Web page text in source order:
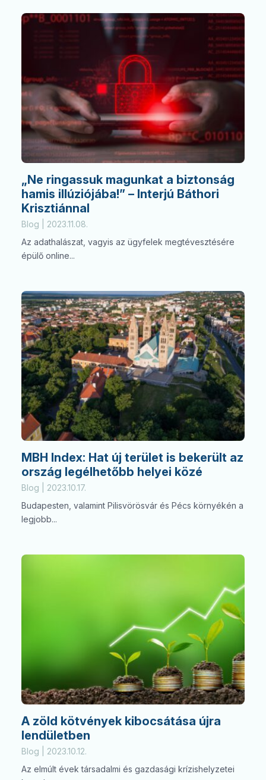
„Ne ringassuk magunkat a biztonság
hamis illúziójába!” – Interjú Báthori
Krisztiánnal
Blog | 2023.11.08.
Az adathalászat, vagyis az ügyfelek megtévesztésére
épülő online...
MBH Index: Hat új terület is bekerült az
ország legélhetőbb helyei közé
Blog | 2023.10.17.
Budapesten, valamint Pilisvörösvár és Pécs környékén a
legjobb...
A zöld kötvények kibocsátása újra
lendületben
Blog | 2023.10.12.
Az elmúlt évek társadalmi és gazdasági krízishelyzetei